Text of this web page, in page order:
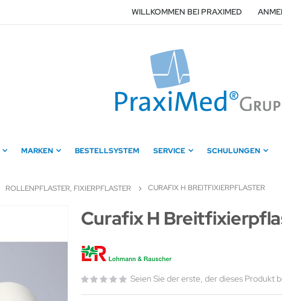
WILLKOMMEN BEI PRAXIMED
MARKEN BESTELLSYSTEM SERVICE SCHULUNGEN
ROLLENPFLASTER, FIXIERPFLASTER CURAFIX H BREITFIXIERPFLASTER
Zum
Anfang
Bildergalerie
springen
Curafix H
Seien Sie der erste, der dieses Produkt